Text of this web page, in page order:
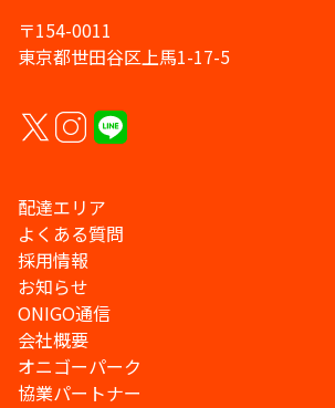
〒154-0011
東京都世田谷区上馬1-17-5
配達エリア
よくある質問
採用情報
お知らせ
ONIGO通信
会社概要
オニゴーパーク
協業パートナー